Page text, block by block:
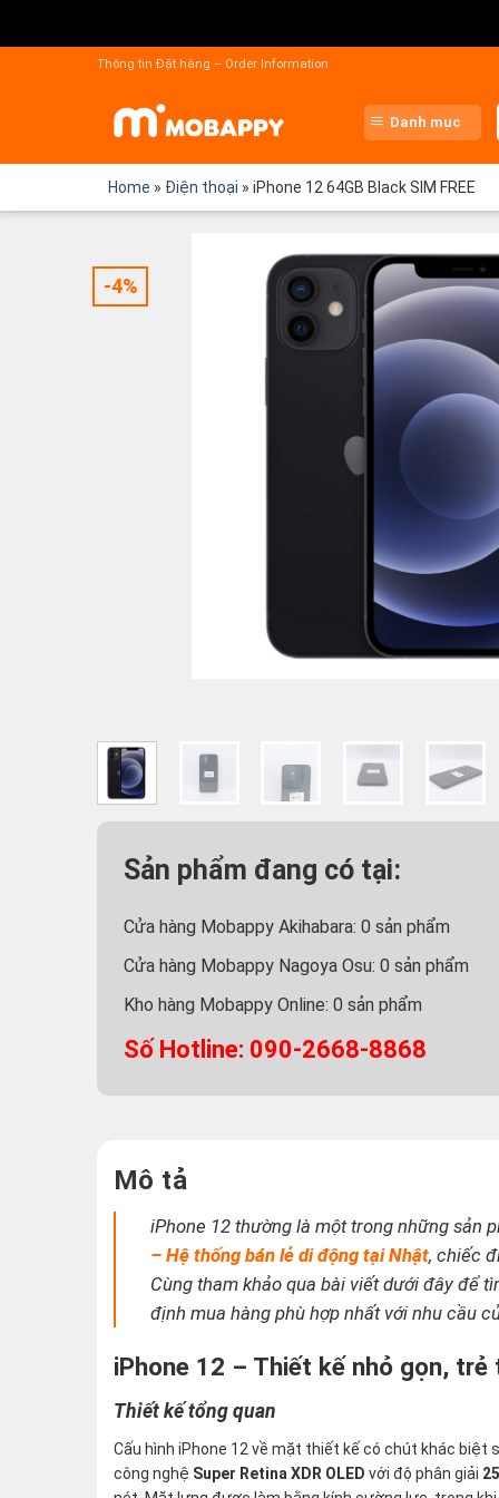
Thông tin Đặt hàng – Order Information
Danh mục
Home » Điện thoại » iPhone 12 64GB Black SIM FREE
-4%
Sản phẩm đang có tại:
Cửa hàng Mobappy Akihabara: 0 sản phẩm
Cửa hàng Mobappy Nagoya Osu: 0 sản phẩm
Kho hàng Mobappy Online: 0 sản phẩm
Số Hotline: 090-2668-8868
Mô tả
iPhone 12 thường là một trong những sản
– Hệ thống bán lẻ di động tại Nhật, chiếc
Cùng tham khảo qua bài viết dưới đây để
định mua hàng phù hợp nhất với nhu cầu
iPhone 12 – Thiết kế nhỏ gọn,
Thiết kế tổng quan
Cấu hình iPhone 12 về mặt thiết kế có chút khác biệt
công nghệ Super Retina XDR OLED với độ phân giải